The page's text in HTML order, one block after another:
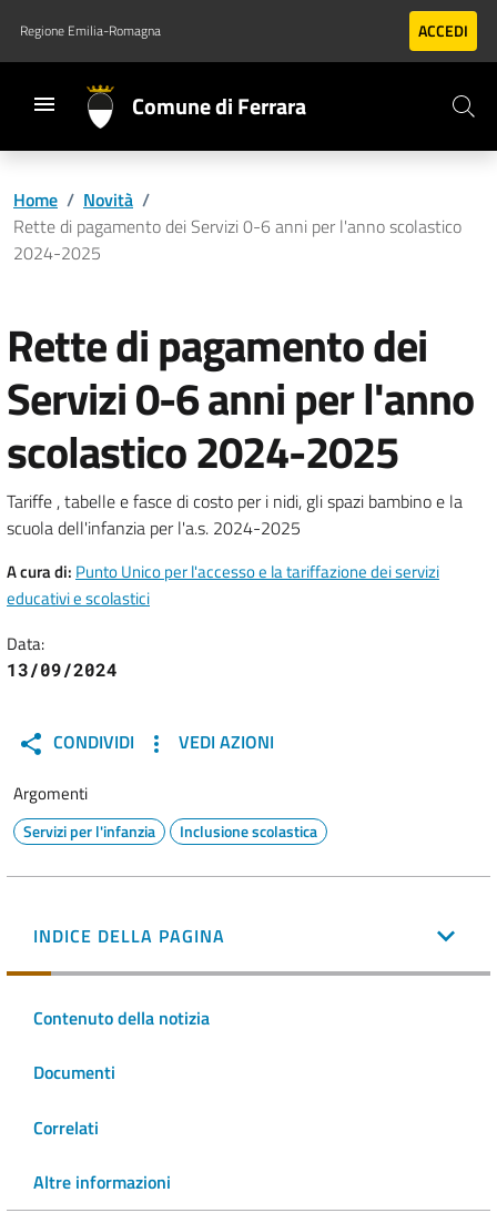
Vai al contenuto principale
Vai al footer
Regione Emilia-Romagna ACCEDI
Comune di Ferrara
Home / Novità /
Rette di pagamento dei Servizi 0-6 anni per l'anno scolastico
2024-2025
Rette di pagamento dei
Servizi 0-6 anni per l'anno
scolastico 2024-2025
Tariffe , tabelle e fasce di costo per i nidi, gli spazi bambino e la
scuola dell'infanzia per l'a.s. 2024-2025
A cura di: Punto Unico per l'accesso e la tariffazione dei servizi
educativi e scolastici
Data:
13/09/2024
CONDIVIDI VEDI AZIONI
Argomenti
Servizi per l'infanzia Inclusione scolastica
INDICE DELLA PAGINA
Contenuto della notizia
Documenti
Correlati
Altre informazioni